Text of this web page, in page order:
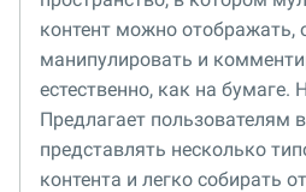
контент можно отображать,
манипулировать и
естественно, как на бумаге.
Предлагает пользователям
представлять несколько
контента и легко собирать